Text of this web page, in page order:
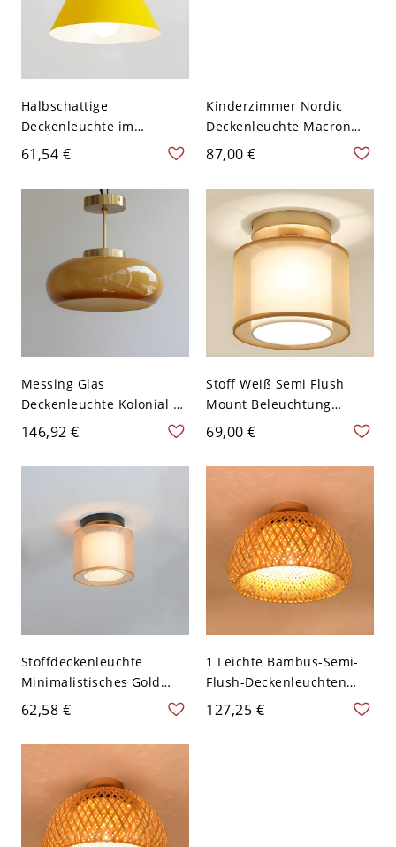
Halbschattige
Deckenleuchte im
nordischen Stil aus Metall
- Gelb 110V-120V
61,54 €
Kinderzimmer Nordic
Deckenleuchte Macron
Holz und Metallrahmen
LED-Deckenbeleuchtung -
Gelb 110V-120V
Dreistufiges Dimmen
87,00 €
Messing Glas
Deckenleuchte Kolonial 1-
Licht für Badezimmer -
Messing 110V-120V
146,92 €
Stoff Weiß Semi Flush
Mount Beleuchtung
Geometrischer
Minimalismus Semi Flush
Light Fixture - Weiß 110V-
69,00 €
Stoffdeckenleuchte
Minimalistisches Gold
Geometrisches
Deckenleuchtenarmatur -
Golden 110V-120V Rund
62,58 €
1 Leichte Bambus-Semi-
Flush-Deckenleuchten
Asien Flur und Foyer
Semi-Flush-
127,25 €